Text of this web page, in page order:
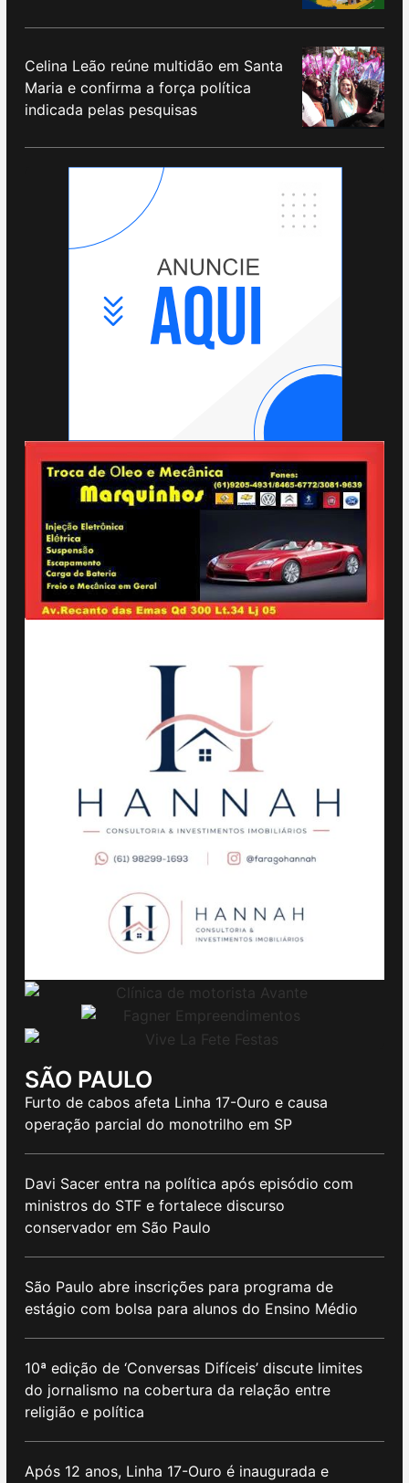
Celina Leão reúne multidão em Santa
Maria e confirma a força política
indicada pelas pesquisas
SÃO PAULO
Furto de cabos afeta Linha 17-Ouro e causa
operação parcial do monotrilho em SP
Davi Sacer entra na política após episódio com
ministros do STF e fortalece discurso
conservador em São Paulo
São Paulo abre inscrições para programa de
estágio com bolsa para alunos do Ensino Médio
10ª edição de ‘Conversas Difíceis’ discute limites
do jornalismo na cobertura da relação entre
religião e política
Após 12 anos, Linha 17-Ouro é inaugurada e